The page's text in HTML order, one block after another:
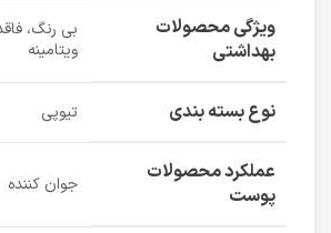
ویژگی محصولات
بهداشتی
بی رنگ،
ویتامینه
نوع بسته بندی تیوپی
عملکرد محصولات
پوست
جوان کننده